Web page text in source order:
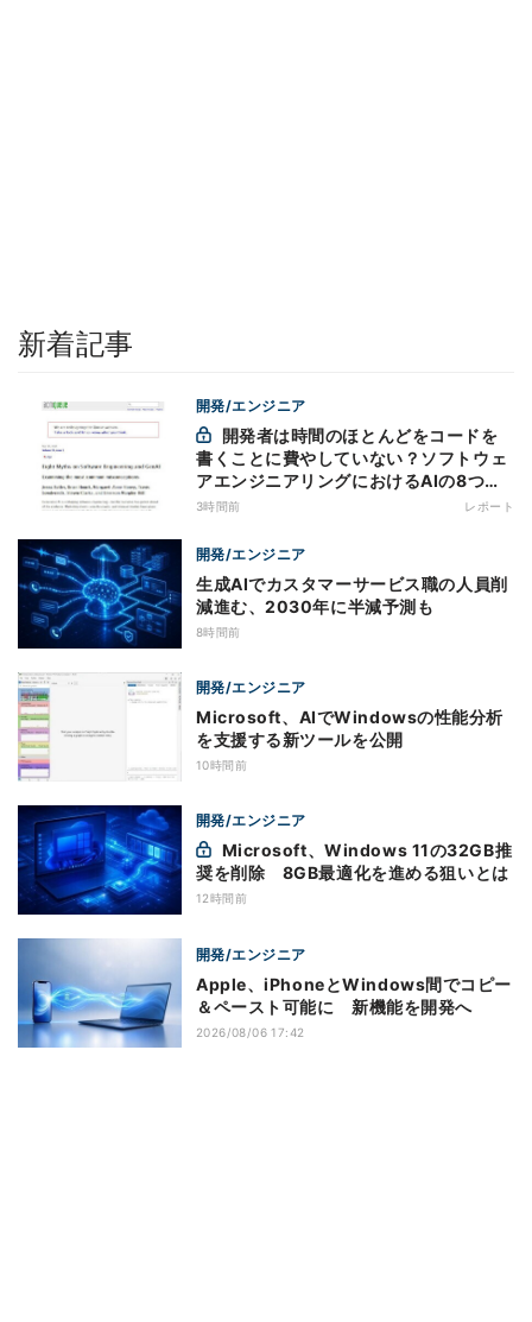
新着記事
開発/エンジニア
書くことに費やしていない？ソフトウェ
アエンジニアリングにおけるAIの8つの
神話への賛否
3時間前 レポート
開発/エンジニア
生成AIでカスタマーサービス職の人員削
減進む、2030年に半減予測も
8時間前
開発/エンジニア
Microsoft、AIでWindowsの性能分析
を支援する新ツールを公開
10時間前
開発/エンジニア
奨を削除 8GB最適化を進める狙いとは
12時間前
開発/エンジニア
Apple、iPhoneとWindows間でコピー
＆ペースト可能に 新機能を開発へ
2026/08/06 17:42